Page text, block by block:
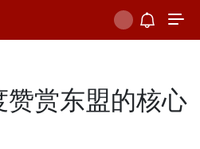
赏东盟的核心